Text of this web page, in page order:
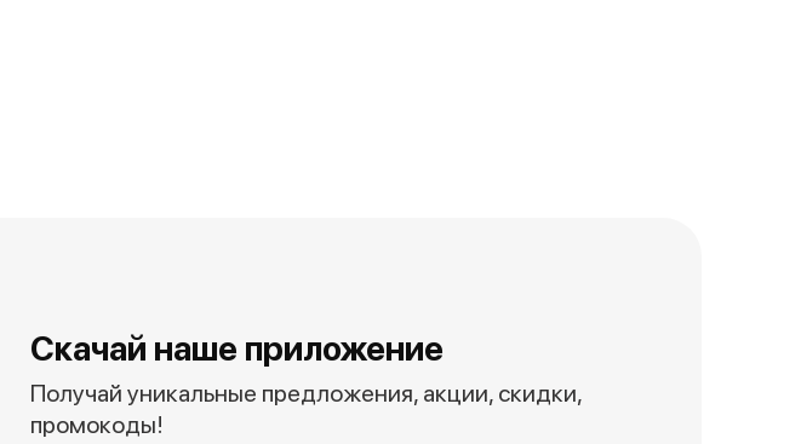
Скачай наше приложение
Получай уникальные предложения, акции, скидки,
промокоды!